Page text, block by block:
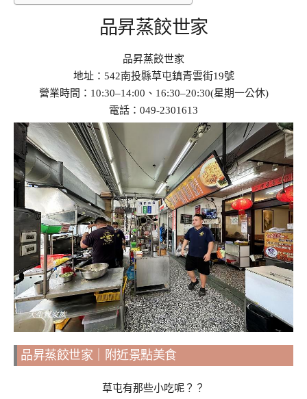
品昇蒸餃世家
品昇蒸餃世家
地址：542南投縣草屯鎮青雲街19號
營業時間：10:30–14:00、16:30–20:30(星期一公休)
電話：049-2301613
品昇蒸餃世家｜附近景點美食
草屯有那些小吃呢？？